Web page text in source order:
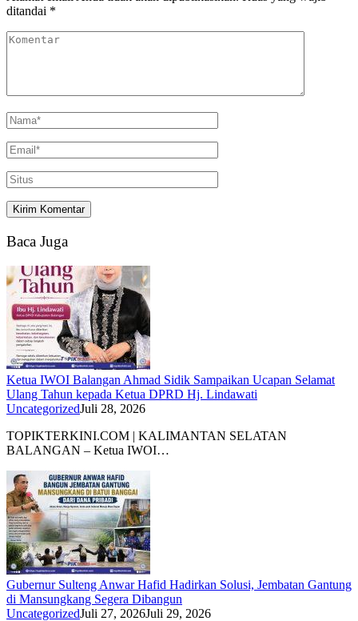
ditandai *
Baca Juga
Ketua IWOI Balangan Ahmad Sidik Sampaikan Ucapan Selamat
Ulang Tahun kepada Ketua DPRD Hj. Lindawati
UncategorizedJuli 28, 2026
TOPIKTERKINI.COM | KALIMANTAN SELATAN
BALANGAN – Ketua IWOI…
Gubernur Sulteng Anwar Hafid Hadirkan Solusi, Jembatan Gantung
di Mansungkang Segera Dibangun
UncategorizedJuli 27, 2026Juli 29, 2026